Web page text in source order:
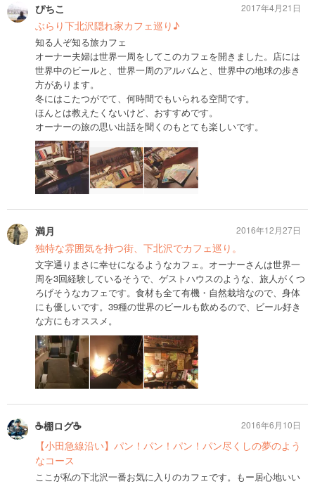
ぴちこ
ぶらり下北沢隠れ家カフェ巡り♪
知る人ぞ知る旅カフェ
オーナー夫婦は世界一周をしてこのカフェを開きました。店には
世界中のビールと、世界一周のアルバムと、世界中の地球の歩き
方があります。
冬にはこたつがでて、何時間でもいられる空間です。
ほんとは教えたくないけど、おすすめです。
オーナーの旅の思い出話を聞くのもとても楽しいです。
2017年4月21日
満月
独特な雰囲気を持つ街、下北沢でカフェ巡り。
文字通りまさに幸せになるようなカフェ。オーナーさんは世界一
周を3回経験しているそうで、ゲストハウスのような、旅人がくつ
ろげそうなカフェです。食材も全て有機・自然栽培なので、身体
にも優しいです。39種の世界のビールも飲めるので、ビール好き
な方にもオススメ。
2016年12月27日
☕️棚ログ☕️
【小田急線沿い】パン！パン！パン！パン尽くしの夢のよう
なコース
ここが私の下北沢一番お気に入りのカフェです。もー居心地いい
2016年6月10日